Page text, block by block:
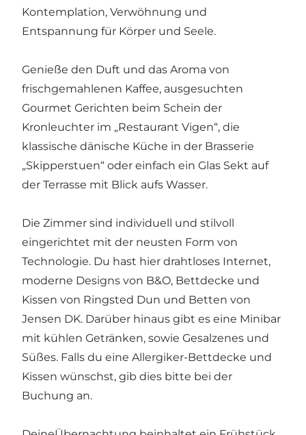
Kontemplation, Verwöhnung und
Entspannung für Körper und Seele.
Genieße den Duft und das Aroma von
frischgemahlenen Kaffee, ausgesuchten
Gourmet Gerichten beim Schein der
Kronleuchter im „Restaurant Vigen“, die
klassische dänische Küche in der Brasserie
„Skipperstuen“ oder einfach ein Glas Sekt auf
der Terrasse mit Blick aufs Wasser.
Die Zimmer sind individuell und stilvoll
eingerichtet mit der neusten Form von
Technologie. Du hast hier drahtloses Internet,
moderne Designs von B&O, Bettdecke und
Kissen von Ringsted Dun und Betten von
Jensen DK. Darüber hinaus gibt es eine Minibar
mit kühlen Getränken, sowie Gesalzenes und
Süßes. Falls du eine Allergiker-Bettdecke und
Kissen wünschst, gib dies bitte bei der
Buchung an.